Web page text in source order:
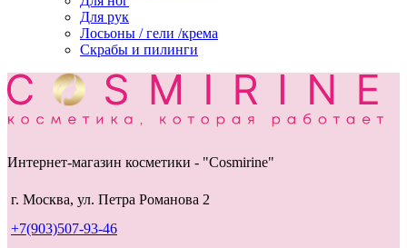
Для рук
Лосьоны / гели /крема
Скрабы и пилинги
Интернет-магазин косметики - "Cosmirine"
г. Москва, ул. Петра Романова 2
+7(903)507-93-46